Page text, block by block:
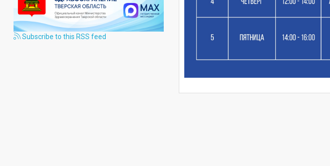
Subscribe to this RSS feed